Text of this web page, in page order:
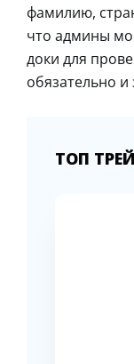
фамилию,
что админы
доки для
обязательно
ТОП